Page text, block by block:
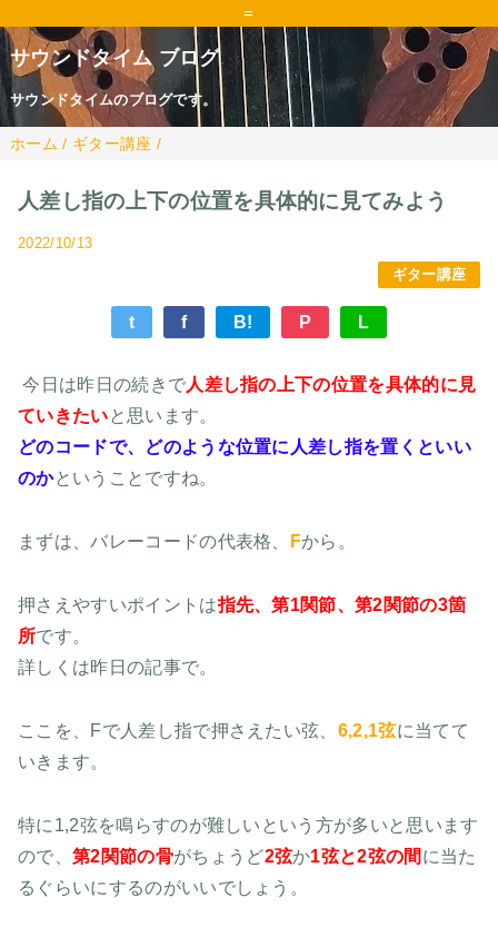
=
サウンドタイム ブログ
サウンドタイムのブログです。
ホーム / ギター講座 /
人差し指の上下の位置を具体的に見てみよう
2022/10/13
ギター講座
t f B! P L
今日は昨日の続きで人差し指の上下の位置を具体的に見
ていきたいと思います。
どのコードで、どのような位置に人差し指を置くといい
のかということですね。
まずは、バレーコードの代表格、 Fから。
押さえやすいポイントは指先、第1関節、第2関節の3箇
所です。
詳しくは昨日の記事で。
ここを、Fで人差し指で押さえたい弦、 6,2,1弦に当てて
いきます。
特に1,2弦を鳴らすのが難しいという方が多いと思います
ので、 第2関節の骨がちょうど2弦か1弦と2弦の間 に当た
るぐらいにするのがいいでしょう。